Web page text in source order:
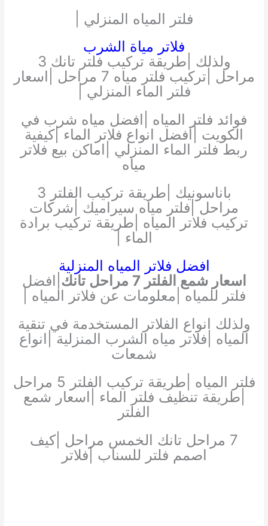
فلتر المياه المنزلي |
فلاتر مياة الشرب
ولذلك |طريقة تركيب فلتر تانك 3
مراحل |تركيب فلتر مياه 7 مراحل |اسعار
فلتر الماء المنزلي |
فوائد فلتر المياه |افضل مياه شرب في
الكويت |افضل انواع فلاتر الماء |كيفية
ربط فلتر الماء المنزلي |اماكن بيع فلاتر
مياه
باناسونيك |طريقة تركيب الفلتر 3
مراحل |فلتر مياه سيراميك |شركات
تركيب فلاتر المياه |طريقة تركيب برادة
الماء |
افضل فلاتر المياه المنزلية
اسعار شمع الفلتر 7 مراحل تانك
|افضل
فلتر للمياه |معلومات عن فلاتر المياه |
ولذلك انواع الفلاتر المستخدمة في تنقية
المياه |فلاتر مياه الشرب المنزلية |انواع
شمعات
فلتر المياه |طريقة تركيب الفلتر 5 مراحل
|طريقة تنظيف فلتر الماء |اسعار شمع
الفلتر
7 مراحل تانك الخمس مراحل |كيف
اصمم فلتر للسناب |فلاتر